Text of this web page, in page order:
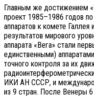
Главным же достижением
проект 1985–1986 годов
аппаратов к комете
результатов мирового
аппарата «Вега» стали
единственными)
точного контроля за их
ИКИ АН СССР, и
из 9 стран. После Венеры 6